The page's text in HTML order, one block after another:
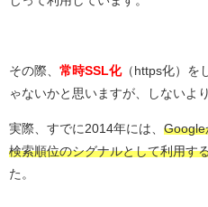
その際、 常時SSL化（https化）を
ゃないかと思いますが、しないよ
実際、すでに2014年には、 Google
検索順位のシグナルとして利用す
た。